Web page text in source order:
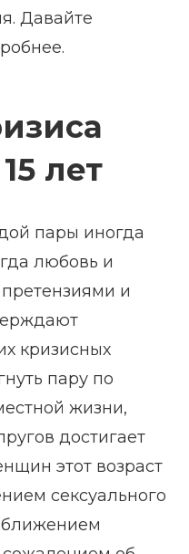
Давайте
лет
пары иногда
любовь и
и
кризисных
пару по
жизни,
достигает
этот возраст
сексуального